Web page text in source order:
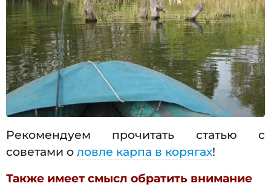
Рекомендуем прочитать статью с
советами о ловле карпа в корягах!
Также имеет смысл обратить внимание